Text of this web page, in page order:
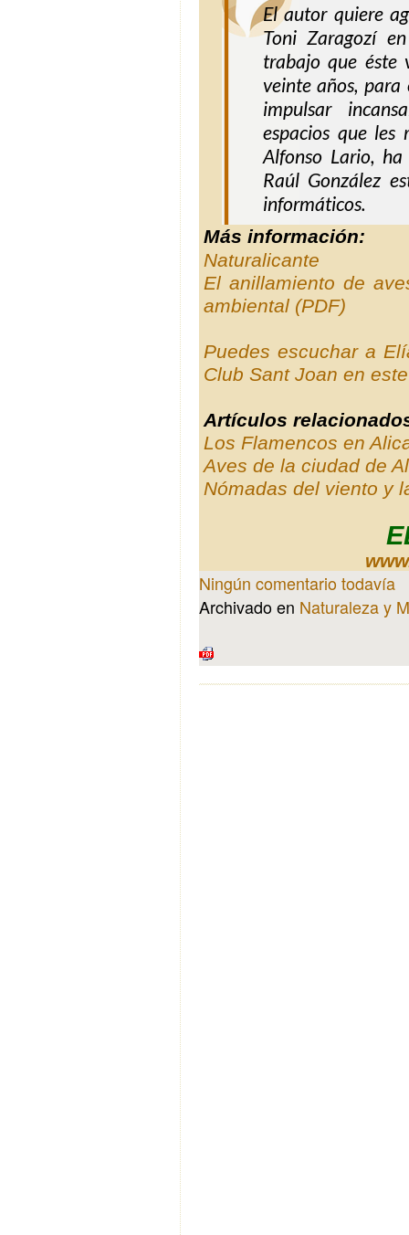
El autor quiere
Toni Zaragozí
trabajo que éste
veinte años, para
impulsar
espacios que
Alfonso Lario,
Raúl González
informáticos.
Más información:
Naturalicante
El anillamiento de
ambiental (PDF)
Puedes escuchar a
Club Sant Joan en
Artículos
Los Flamencos en
Aves de la ciudad de
Nómadas del viento y
Ningún comentario todavía
Archivado en Naturaleza y